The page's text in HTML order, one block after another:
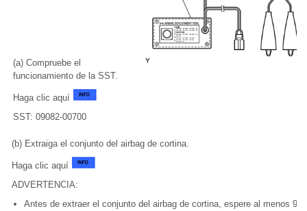
(a) Compruebe el
funcionamiento de la SST.
Haga clic aquí
SST: 09082-00700
(b) Extraiga el conjunto del airbag de cortina.
Haga clic aquí
ADVERTENCIA:
Antes de extraer el conjunto del airbag de cortina, espere al menos 90